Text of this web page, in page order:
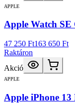
APPLE
Apple Watch SE
47 250 Ft163 650 Ft
Raktáron
Akció
APPLE
Apple iPhone 13